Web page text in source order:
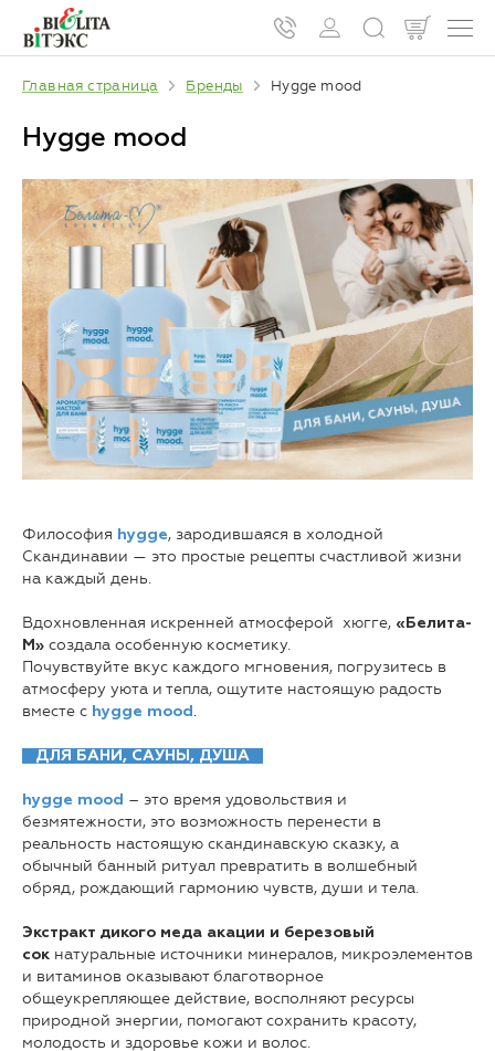
Главная страница Бренды Hygge mood
Hygge mood
Философия hygge, зародившаяся в холодной
Скандинавии — это простые рецепты счастливой жизни
на каждый день.
Вдохновленная искренней атмосферой хюгге, «Белита-
М» создала особенную косметику.
Почувствуйте вкус каждого мгновения, погрузитесь в
атмосферу уюта и тепла, ощутите настоящую радость
вместе с hygge mood .
ДЛЯ БАНИ, САУНЫ, ДУША
hygge mood – это время удовольствия и
безмятежности, это возможность перенести в
реальность настоящую скандинавскую сказку, а
обычный банный ритуал превратить в волшебный
обряд, рождающий гармонию чувств, души и тела.
Экстракт дикого меда акации и березовый
сок натуральные источники минералов, микроэлементов
и витаминов оказывают благотворное
общеукрепляющее действие, восполняют ресурсы
природной энергии, помогают сохранить красоту,
молодость и здоровье кожи и волос.